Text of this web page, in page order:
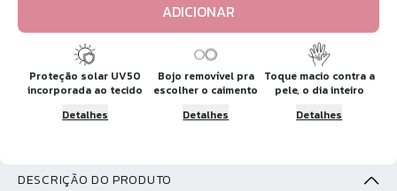
ADICIONAR
Proteção solar UV50
incorporada ao tecido
Detalhes
Bojo removível pra
escolher o caimento
Detalhes
Toque macio contra a
pele, o dia inteiro
Detalhes
DESCRIÇÃO DO PRODUTO